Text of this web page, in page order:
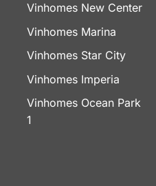
Vinhomes New Center
Vinhomes Marina
Vinhomes Star City
Vinhomes Imperia
Vinhomes Ocean Park
1